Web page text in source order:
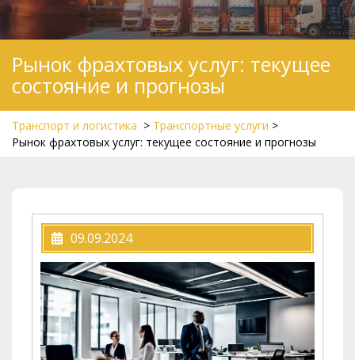
Рынок фрахтовых услуг: текущее
состояние и прогнозы
Транспорт и логистика > Транспортные услуги >
Рынок фрахтовых услуг: текущее состояние и прогнозы
09.09.2024